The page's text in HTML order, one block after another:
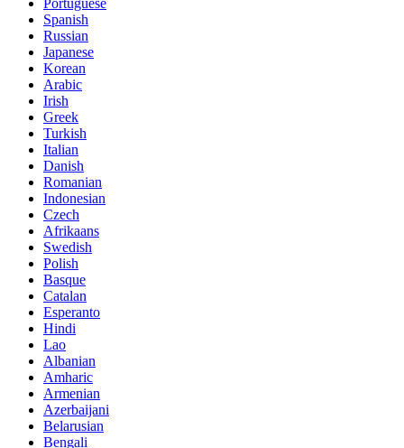
Portuguese
Spanish
Russian
Japanese
Korean
Arabic
Irish
Greek
Turkish
Italian
Danish
Romanian
Indonesian
Czech
Afrikaans
Swedish
Polish
Basque
Catalan
Esperanto
Hindi
Lao
Albanian
Amharic
Armenian
Azerbaijani
Belarusian
Bengali